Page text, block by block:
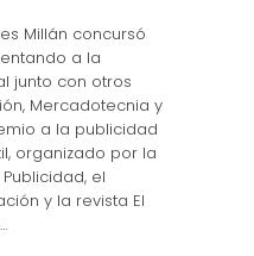
Millán concursó
a la
junto con otros
Mercadotecnia y
a la publicidad
organizado por la
el
y la revista El